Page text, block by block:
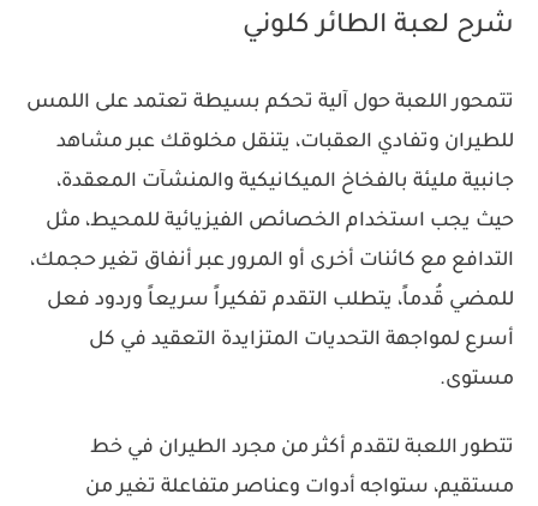
شرح لعبة الطائر كلوني
تتمحور اللعبة حول آلية تحكم بسيطة تعتمد على اللمس
للطيران وتفادي العقبات، يتنقل مخلوقك عبر مشاهد
جانبية مليئة بالفخاخ الميكانيكية والمنشآت المعقدة،
حيث يجب استخدام الخصائص الفيزيائية للمحيط، مثل
التدافع مع كائنات أخرى أو المرور عبر أنفاق تغير حجمك،
للمضي قُدماً، يتطلب التقدم تفكيراً سريعاً وردود فعل
أسرع لمواجهة التحديات المتزايدة التعقيد في كل
مستوى.
تتطور اللعبة لتقدم أكثر من مجرد الطيران في خط
مستقيم، ستواجه أدوات وعناصر متفاعلة تغير من